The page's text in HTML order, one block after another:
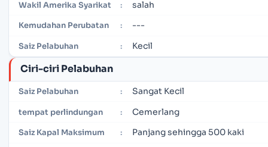
Wakil Amerika Syarikat : salah
Kemudahan Perubatan : ---
Saiz Pelabuhan : Kecil
Ciri-ciri Pelabuhan
Saiz Pelabuhan : Sangat Kecil
tempat perlindungan : Cemerlang
Saiz Kapal Maksimum : Panjang sehingga 500 kaki